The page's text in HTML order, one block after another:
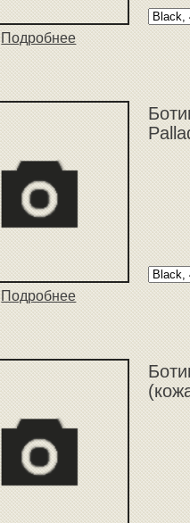
Подробнее
Подробнее